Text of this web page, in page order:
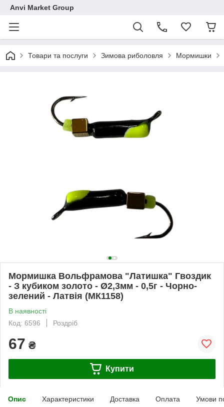
Anvi Market Group
Товари та послуги Зимова риболовля Мормишки
Мормишка Вольфрамова "Латишка" Гвоздик
- З кубиком золото - Ø2,3мм - 0,5г - Чорно-
зелений - Латвія (МК1158)
В наявності
Код: 6596
Роздріб
67 ₴
Купити
Опис Характеристики Доставка Оплата Умови